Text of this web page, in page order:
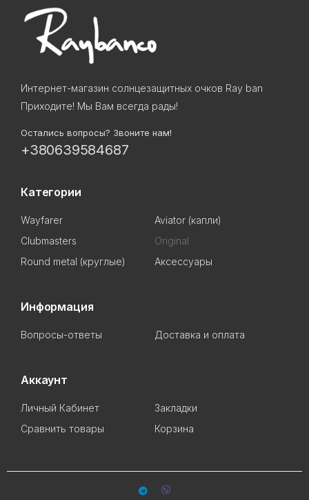
Интернет-магазин солнцезащитных очков Ray ban
Приходите! Мы Вам всегда рады!
Остались вопросы? Звоните нам!
+380639584687
Категории
Wayfarer
Aviator (капли)
Clubmasters
Original
Round metal (круглые)
Аксессуары
Информация
Вопросы-ответы Доставка и оплата
Аккаунт
Личный Кабинет
Закладки
Сравнить товары
Корзина